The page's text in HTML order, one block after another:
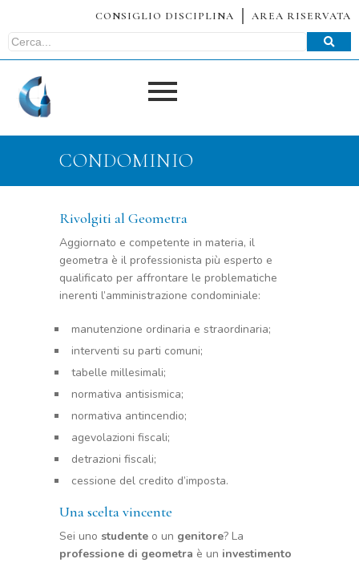
CONSIGLIO DISCIPLINA AREA RISERVATA
CONDOMINIO
Rivolgiti al Geometra
Aggiornato e competente in materia, il
geometra è il professionista più esperto e
qualificato per affrontare le problematiche
inerenti l’amministrazione condominiale:
manutenzione ordinaria e straordinaria;
interventi su parti comuni;
tabelle millesimali;
normativa antisismica;
normativa antincendio;
agevolazioni fiscali;
detrazioni fiscali;
cessione del credito d’imposta.
Una scelta vincente
Sei uno studente o un genitore? La
professione di geometra è un investimento